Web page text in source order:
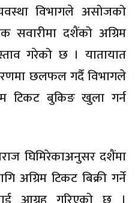
विभागले असोजको
सवारीमा दशैंको अग्रिम
गरेको छ । यातायात
छलफल गर्दै विभागले
टिकट बुकिङ खुला गर्न
घिमिरेकाअनुसर दशैंमा
अग्रिम टिकट बिक्री गर्ने